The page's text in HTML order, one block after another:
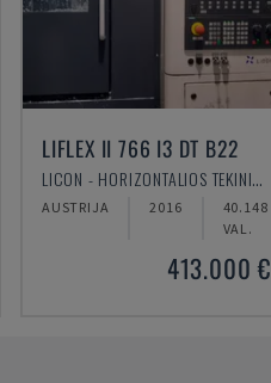
LIFLEX II 766 I3 DT B22
LICON - HORIZONTALIOS TEKINIMO STAKLĖS
AUSTRIJA 2016
40.148
VAL.
413.000 €